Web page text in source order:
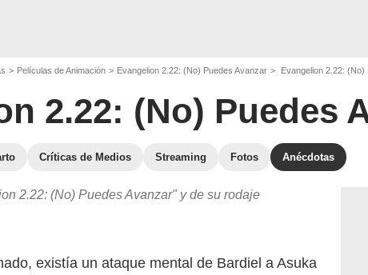
Películas de Animación Evangelion 2.22: (No) Puedes Avanzar Evangelion 2.22:
2.22: (No) Puedes
Críticas de Medios Streaming Fotos Anécdotas
2.22: (No) Puedes Avanzar" y de su rodaje
existía un ataque mental de Bardiel a Asuka